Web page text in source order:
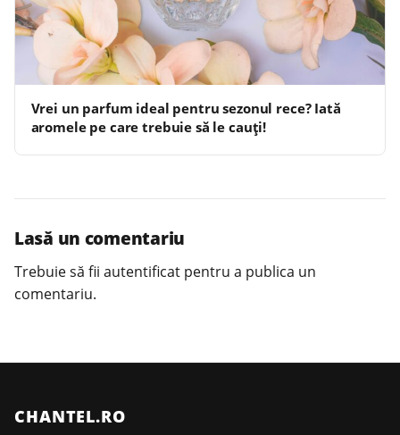
Vrei un parfum ideal pentru sezonul rece? Iată
aromele pe care trebuie să le cauți!
Lasă un comentariu
Trebuie să fii autentificat pentru a publica un
comentariu.
CHANTEL.RO